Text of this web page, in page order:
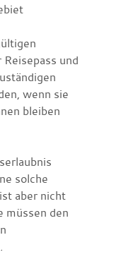
und
wenn sie
bleiben
solche
aber nicht
müssen den